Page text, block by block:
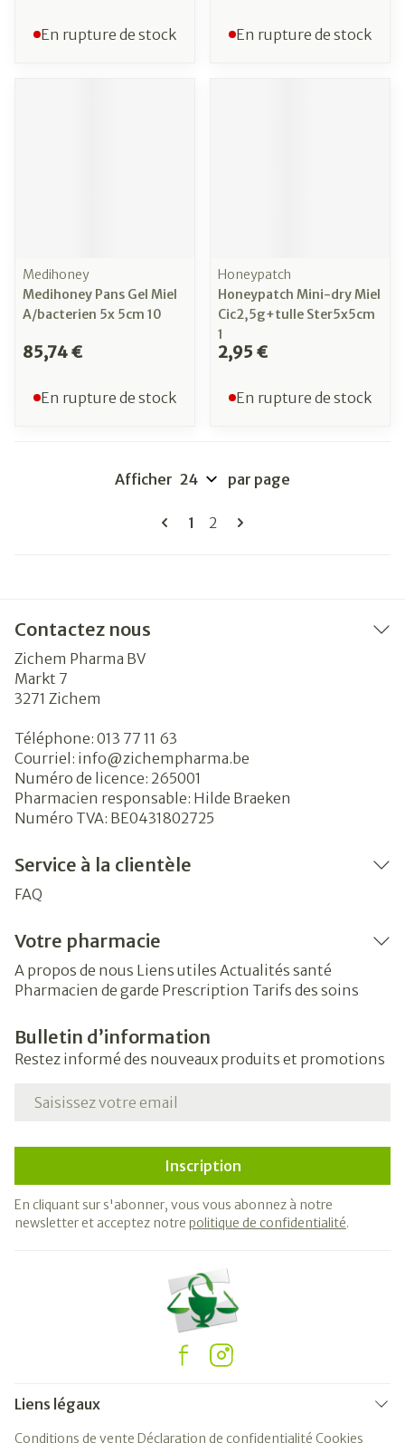
En rupture de stock En rupture de stock
Medihoney
Medihoney Pans Gel Miel
A/bacterien 5x 5cm 10
85,74 €
En rupture de stock
Honeypatch
Honeypatch Mini-dry Miel
Cic2,5g+tulle Ster5x5cm
1
2,95 €
En rupture de stock
Pages
Vous lisez actuellement la page
1 Page
2
Afficher par page
Contactez nous
Zichem Pharma BV
Markt 7
3271 Zichem
Téléphone: 013 77 11 63
Courriel: info@zichempharma.be
Numéro de licence: 265001
Pharmacien responsable: Hilde Braeken
Numéro TVA: BE0431802725
Service à la clientèle
FAQ
Votre pharmacie
A propos de nous Liens utiles Actualités santé
Pharmacien de garde Prescription Tarifs des soins
Bulletin d’information
Restez informé des nouveaux produits et promotions
Adresse mail
Inscription
En cliquant sur s'abonner, vous vous abonnez à notre
newsletter et acceptez notre politique de confidentialité.
Liens légaux
Conditions de vente Déclaration de confidentialité Cookies